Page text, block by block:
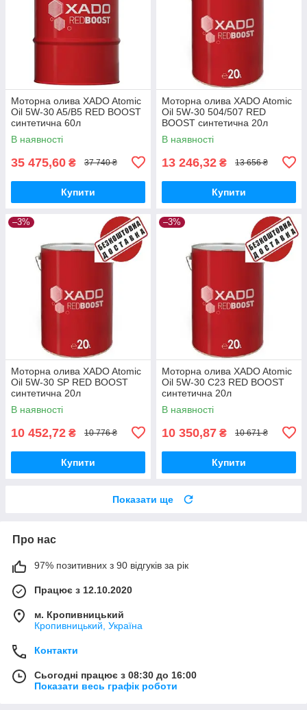
Моторна олива XADO Atomic
Oil 5W-30 A5/B5 RED BOOST
синтетична 60л
В наявності
35 475,60 ₴ 37 740 ₴
Купити
Моторна олива XADO Atomic
Oil 5W-30 504/507 RED
BOOST синтетична 20л
В наявності
13 246,32 ₴ 13 656 ₴
Купити
–3%
Моторна олива XADO Atomic
Oil 5W-30 SP RED BOOST
синтетична 20л
В наявності
10 452,72 ₴ 10 776 ₴
Купити
–3%
Моторна олива XADO Atomic
Oil 5W-30 C23 RED BOOST
синтетична 20л
В наявності
10 350,87 ₴ 10 671 ₴
Купити
Показати ще
Про нас
97% позитивних з 90 відгуків за рік
Працює з 12.10.2020
м. Кропивницький
Кропивницький, Україна
Контакти
Сьогодні працює з 08:30 до 16:00
Показати весь графік роботи